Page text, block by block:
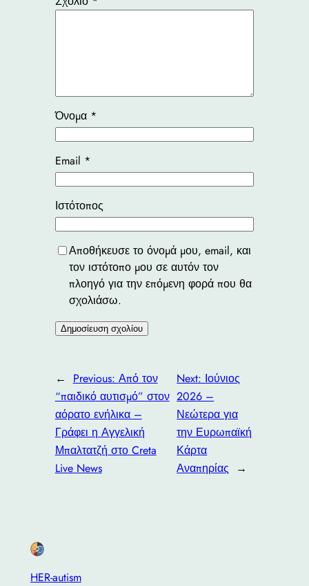
Όνομα *
Email *
Ιστότοπος
Αποθήκευσε το όνομά μου, email, και
τον ιστότοπο μου σε αυτόν τον
πλοηγό για την επόμενη φορά που θα
σχολιάσω.
← Previous: Από τον
“παιδικό αυτισμό” στον
αόρατο ενήλικα –
Γράφει η Αγγελική
Μπαλτατζή στο Creta
Live News
Next: Ιούνιος
2026 –
Νεώτερα για
την Ευρωπαϊκή
Κάρτα
Αναπηρίας
→
HER-autism